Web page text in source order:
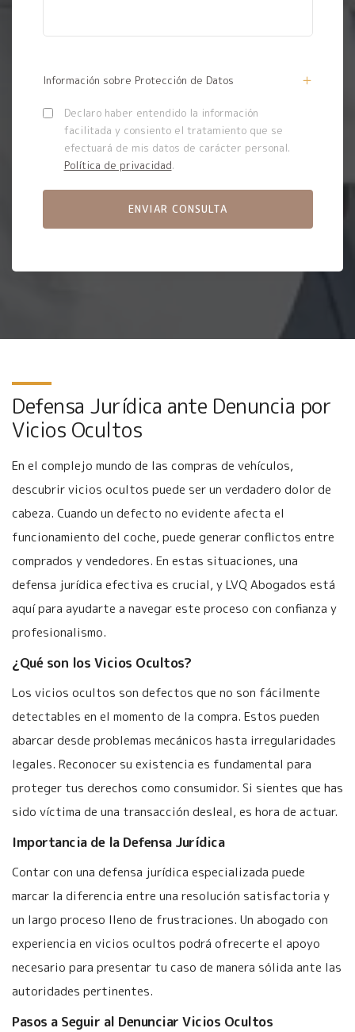
Información sobre Protección de Datos
Declaro haber entendido la información
facilitada y consiento el tratamiento que se
efectuará de mis datos de carácter personal.
Política de privacidad.
Defensa Jurídica ante Denuncia por
Vicios Ocultos
En el complejo mundo de las compras de vehículos,
descubrir vicios ocultos puede ser un verdadero dolor de
cabeza. Cuando un defecto no evidente afecta el
funcionamiento del coche, puede generar conflictos entre
comprados y vendedores. En estas situaciones, una
defensa jurídica efectiva es crucial, y LVQ Abogados está
aquí para ayudarte a navegar este proceso con confianza y
profesionalismo.
¿Qué son los Vicios Ocultos?
Los vicios ocultos son defectos que no son fácilmente
detectables en el momento de la compra. Estos pueden
abarcar desde problemas mecánicos hasta irregularidades
legales. Reconocer su existencia es fundamental para
proteger tus derechos como consumidor. Si sientes que has
sido víctima de una transacción desleal, es hora de actuar.
Importancia de la Defensa Jurídica
Contar con una defensa jurídica especializada puede
marcar la diferencia entre una resolución satisfactoria y
un largo proceso lleno de frustraciones. Un abogado con
experiencia en vicios ocultos podrá ofrecerte el apoyo
necesario para presentar tu caso de manera sólida ante las
autoridades pertinentes.
Pasos a Seguir al Denunciar Vicios Ocultos